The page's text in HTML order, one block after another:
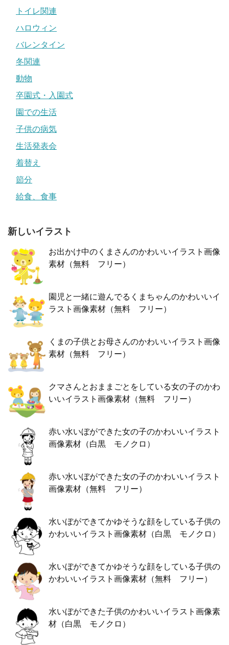
トイレ関連
ハロウィン
バレンタイン
冬関連
動物
卒園式・入園式
園での生活
子供の病気
生活発表会
着替え
節分
給食、食事
新しいイラスト
お出かけ中のくまさんのかわいいイラスト画像
素材（無料 フリー）
園児と一緒に遊んでるくまちゃんのかわいいイ
ラスト画像素材（無料 フリー）
くまの子供とお母さんのかわいいイラスト画像
素材（無料 フリー）
クマさんとおままごとをしている女の子のかわ
いいイラスト画像素材（無料 フリー）
赤い水いぼができた女の子のかわいいイラスト
画像素材（白黒 モノクロ）
赤い水いぼができた女の子のかわいいイラスト
画像素材（無料 フリー）
水いぼができてかゆそうな顔をしている子供の
かわいいイラスト画像素材（白黒 モノクロ）
水いぼができてかゆそうな顔をしている子供の
かわいいイラスト画像素材（無料 フリー）
水いぼができた子供のかわいいイラスト画像素
材（白黒 モノクロ）